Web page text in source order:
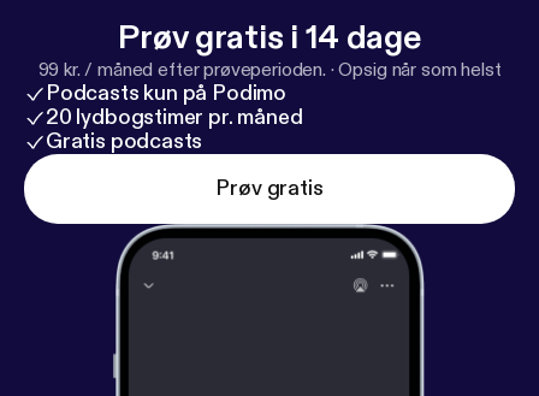
pregunta, sin prejuicios y con ganas de entender
qué es lo que realmente nos pasa.
Prøv gratis i 14 dage
99 kr. / måned efter prøveperioden. ·Opsig når som helst
Podcasts kun på Podimo
20 lydbogstimer pr. måned
Gratis podcasts
Prøv gratis